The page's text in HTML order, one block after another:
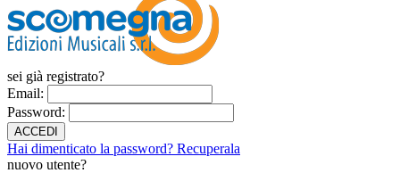
sei già registrato?
Email:
Password:
ACCEDI
Hai dimenticato la password? Recuperala
nuovo utente?